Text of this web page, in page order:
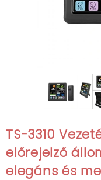
TS-3310
előrejelző
elegáns és